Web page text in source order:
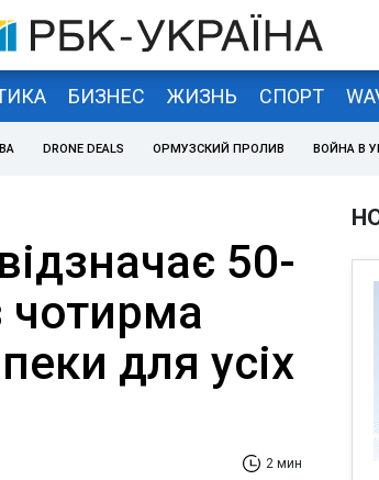
БИЗНЕС ЖИЗНЬ СПОРТ
DRONE DEALS ОРМУЗСКИЙ ПРОЛИВ ВОЙНА В
50-
чотирма
для усіх
2 мин